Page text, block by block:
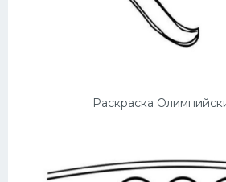
Раскраска